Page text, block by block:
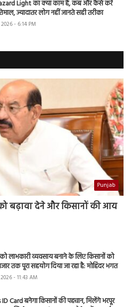
Light का क्या काम है, कब और कैसे करें
ज्यादातर लोग नहीं जानते सही तरीका
- 6:14 PM
Punjab
बढ़ावा देने और किसानों की आय
लाभकारी व्यवसाय बनाने के लिए किसानों को
तक पूरा सहयोग दिया जा रहा है: मोहिंदर भगत
- 11:43 AM
Card बनेगा किसानों की पहचान, मिलेंगे भरपूर